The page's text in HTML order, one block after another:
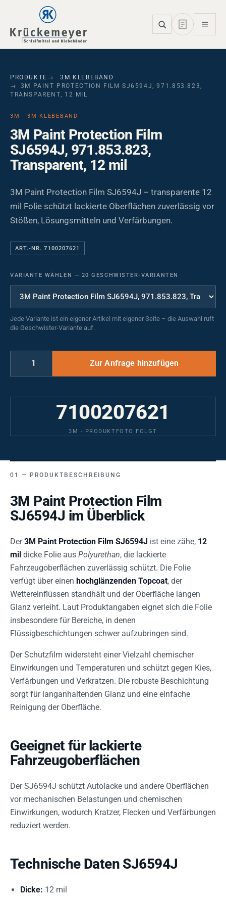
Skip to main navigation
Skip to main content
Skip to page footer
PRODUKTE
3M KLEBEBAND
3M PAINT PROTECTION FILM SJ6594J, 971.853.823,
TRANSPARENT, 12 MIL
3M · 3M KLEBEBAND
3M Paint Protection Film
SJ6594J, 971.853.823,
Transparent, 12 mil
3M Paint Protection Film SJ6594J – transparente 12
mil Folie schützt lackierte Oberflächen zuverlässig vor
Stößen, Lösungsmitteln und Verfärbungen.
ART.-NR. 7100207621
VARIANTE WÄHLEN — 20 GESCHWISTER-VARIANTEN
Jede Variante ist ein eigener Artikel mit eigener Seite – die Auswahl ruft
die Geschwister-Variante auf.
7100207621
3M · PRODUKTFOTO FOLGT
PRODUKTBESCHREIBUNG
3M Paint Protection Film
SJ6594J im Überblick
Der3M Paint Protection Film SJ6594J ist eine zähe, 12
mil dicke Folie aus Polyurethan, die lackierte
Fahrzeugoberflächen zuverlässig schützt. Die Folie
verfügt über einen hochglänzenden Topcoat, der
Wettereinflüssen standhält und der Oberfläche langen
Glanz verleiht. Laut Produktangaben eignet sich die Folie
insbesondere für Bereiche, in denen
Flüssigbeschichtungen schwer aufzubringen sind.
Der Schutzfilm widersteht einer Vielzahl chemischer
Einwirkungen und Temperaturen und schützt gegen Kies,
Verfärbungen und Verkratzen. Die robuste Beschichtung
sorgt für langanhaltenden Glanz und eine einfache
Reinigung der Oberfläche.
Geeignet für lackierte
Fahrzeugoberflächen
Der SJ6594J schützt Autolacke und andere Oberflächen
vor mechanischen Belastungen und chemischen
Einwirkungen, wodurch Kratzer, Flecken und Verfärbungen
reduziert werden.
Technische Daten SJ6594J
Dicke: 12 mil